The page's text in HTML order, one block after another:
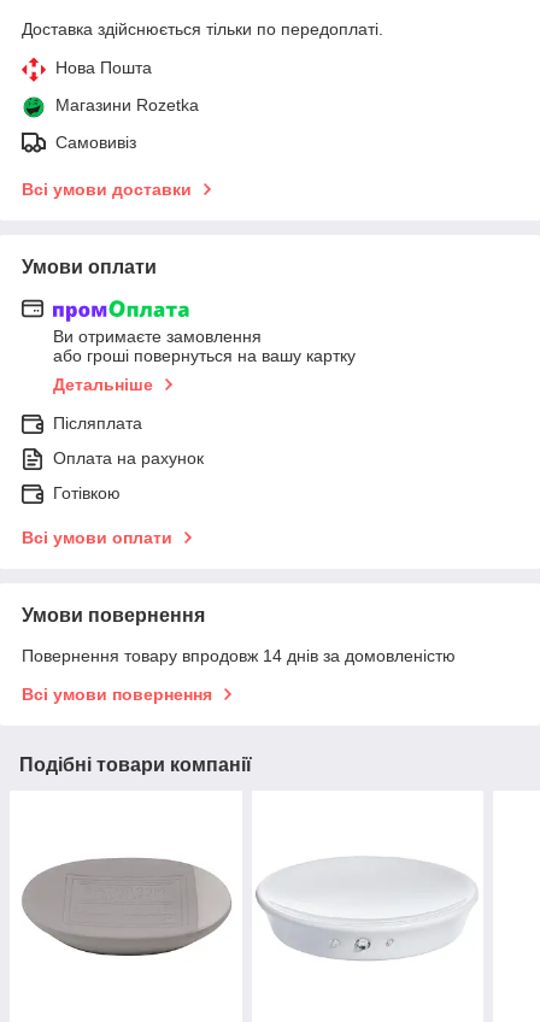
Доставка здійснюється тільки по передоплаті.
Нова Пошта
Магазини Rozetka
Самовивіз
Всі умови доставки
Умови оплати
Ви отримаєте замовлення
або гроші повернуться на вашу картку
Детальніше
Післяплата
Оплата на рахунок
Готівкою
Всі умови оплати
Умови повернення
Повернення товару впродовж 14 днів за домовленістю
Всі умови повернення
Подібні товари компанії